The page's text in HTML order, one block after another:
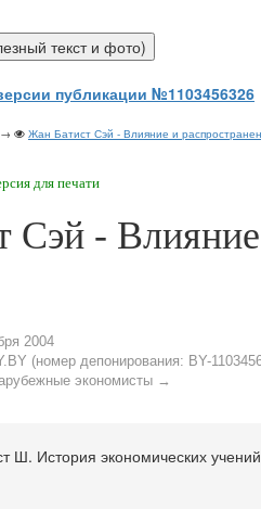
публикации №1103456326
→ Жан Батист Сэй - Влияние и
для печати
Сэй - Влияние
2004
(номер депонирования: BY-
экономисты →
Ш. История экономических